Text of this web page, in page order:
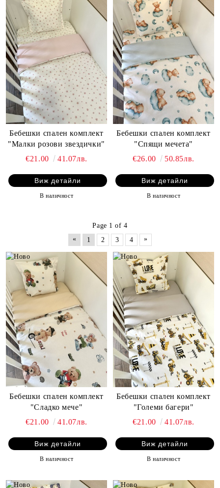
Бебешки спален комплект
"Малки розови звездички"
€21.00
41.07лв.
Виж детайли
В наличност
Бебешки спален комплект
"Спящи мечета"
€26.00
50.85лв.
Виж детайли
В наличност
Page 1 of 4
«
1 2 3 4 »
Бебешки спален комплект
"Сладко мече"
€21.00
41.07лв.
Виж детайли
В наличност
Бебешки спален комплект
"Големи багери"
€21.00
41.07лв.
Виж детайли
В наличност